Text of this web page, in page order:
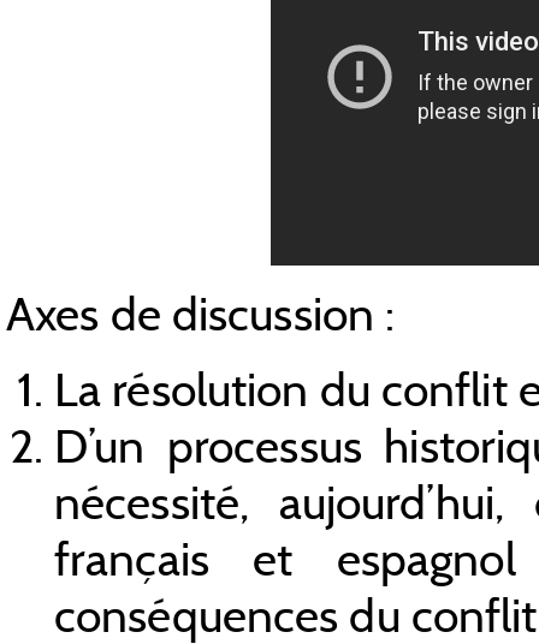
Axes de discussion :
La résolution du conflit
D’un processus
nécessité,
français et
conséquences du